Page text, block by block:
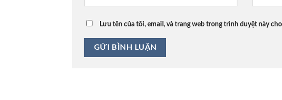
Lưu tên của tôi, email, và trang web trong trình duyệt này